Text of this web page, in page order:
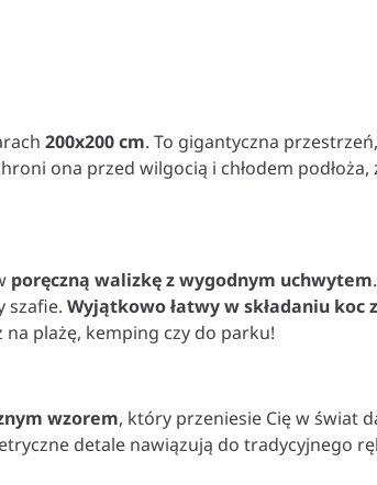
200x200 cm. To gigantyczna
ona przed wilgocią i chłodem
poręczną walizkę z wygodnym uchwytem
szafie. Wyjątkowo łatwy w składaniu koc
plażę, kemping czy do parku!
wzorem, który przeniesie Cię w świat
detale nawiązują do tradycyjnego